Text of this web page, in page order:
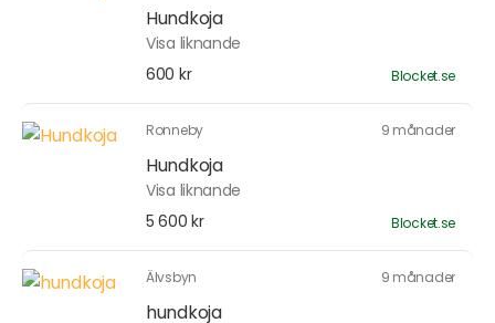
Hundkoja
Visa liknande
600 kr
Blocket.se
Ronneby 9 månader
Hundkoja
Visa liknande
5 600 kr
Blocket.se
Älvsbyn 9 månader
hundkoja